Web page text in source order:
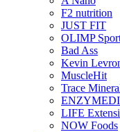
F2 nutrition
JUST FIT
OLIMP
Bad Ass
Kevin
MuscleHit
Trace
LIFE
NOW Foods